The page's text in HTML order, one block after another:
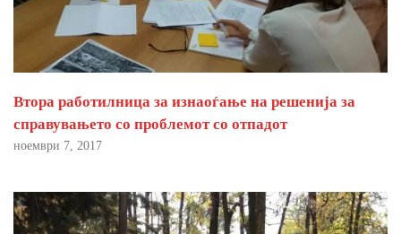
Втора работилница за изнаоѓање на решенија за
справувањето со проблемот со отпадот
ноември 7, 2017